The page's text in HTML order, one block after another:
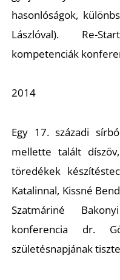
hasonlóságok,
Lászlóval). Re-
kompetenciák
2014
Egy 17. századi
mellette talált
töredékek
Katalinnal, Kissné
Szatmáriné
konferencia dr.
születésnapjának